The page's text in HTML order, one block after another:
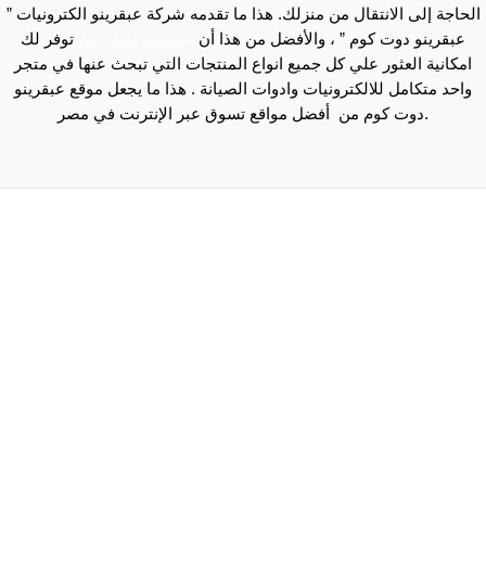
الحاجة إلى الانتقال من منزلك. هذا ما تقدمه شركة عبقرينو الكترونيات ”
عبقرينو دوت كوم ” ، والأفضل من هذا أن
توفر لك
امكانية العثور علي كل جميع انواع المنتجات التي تبحث عنها في متجر
واحد متكامل للالكترونيات وادوات الصيانة . هذا ما يجعل موقع عبقرينو
دوت كوم من أفضل مواقع تسوق عبر الإنترنت في مصر.